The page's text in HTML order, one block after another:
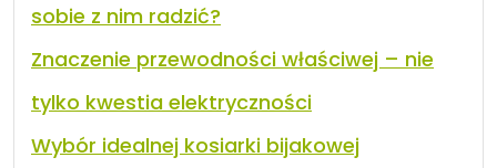
sobie z nim radzić?
Znaczenie przewodności właściwej – nie
tylko kwestia elektryczności
Wybór idealnej kosiarki bijakowej